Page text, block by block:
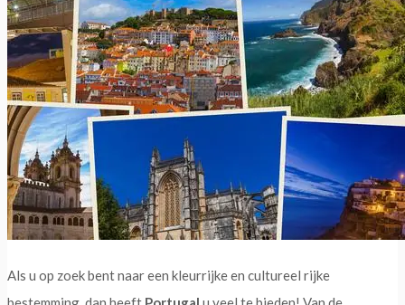
Als u op zoek bent naar een kleurrijke en cultureel rijke